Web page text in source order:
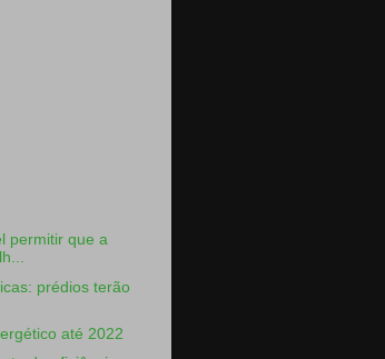
permitir que a
prédios terão
até 2022